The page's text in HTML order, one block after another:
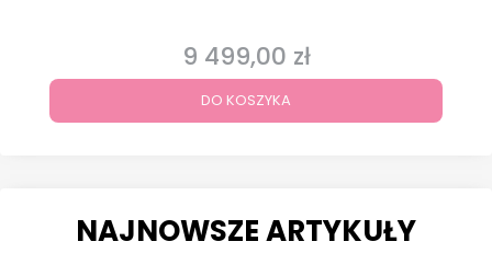
Cena
9 499,00 zł
DO KOSZYKA
NAJNOWSZE ARTYKUŁY